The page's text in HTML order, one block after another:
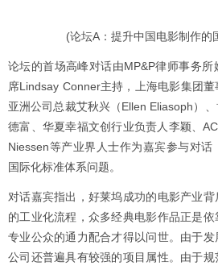
(论坛A：提升中国电影制作的
论坛的首场高峰对话由MP&P律师事务
席Lindsay Conner主持，上海电影集团
亚洲公司总裁艾秋兴（Ellen Eliasoph）
德富、华夏幸福文创行业负责人李颖、
Niessen等产业界人士作为嘉宾参与对话
国际化标准体系问题。
对话嘉宾指出，好莱坞成功的电影产业
的工业化流程，众多经典电影作品正是
专业公众的通力配合才得以问世。由于
公司还普遍具有较强的项目属性。由于